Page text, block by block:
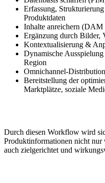
Erfassung,
Produktdaten
Inhalte anreichern
Ergänzung durch Bilder,
Kontextualisierung &
Dynamische
Region
Omnichannel-Distribution
Bereitstellung der
Marktplätze, soziale
Durch diesen Workflow wird
Produktinformationen nicht nur
auch zielgerichtet und